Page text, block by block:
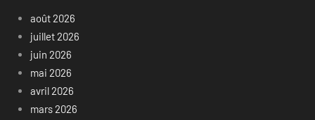
août 2026
juillet 2026
juin 2026
mai 2026
avril 2026
mars 2026